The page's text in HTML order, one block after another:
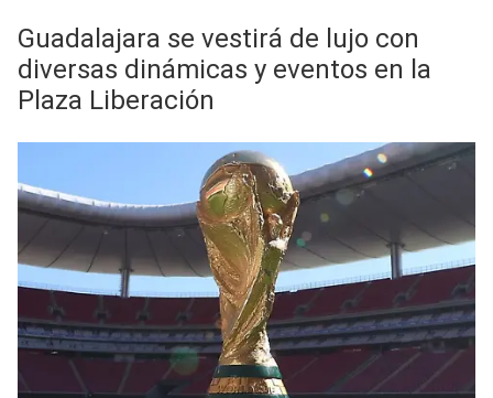
Guadalajara se vestirá de lujo con
diversas dinámicas y eventos en la
Plaza Liberación